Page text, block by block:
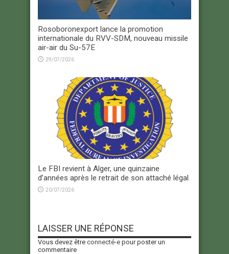
Rosoboronexport lance la promotion
internationale du RVV-SDM, nouveau missile
air-air du Su-57E
29/07/2026
Le FBI revient à Alger, une quinzaine
d’années après le retrait de son attaché légal
20/07/2026
LAISSER UNE RÉPONSE
Vous devez être connecté-e pour poster un
commentaire